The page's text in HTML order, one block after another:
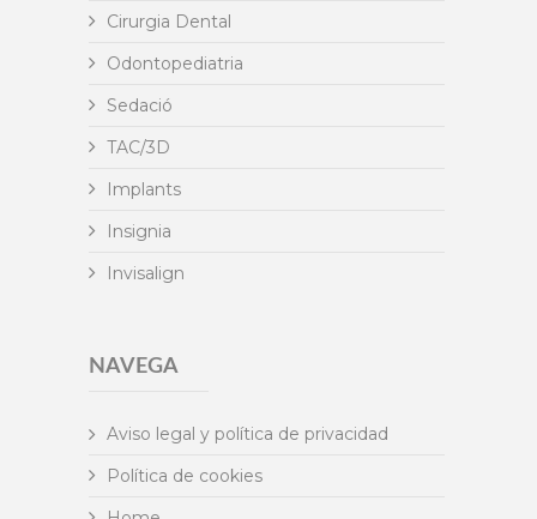
Cirurgia Dental
Odontopediatria
Sedació
TAC/3D
Implants
Insignia
Invisalign
NAVEGA
Aviso legal y política de privacidad
Política de cookies